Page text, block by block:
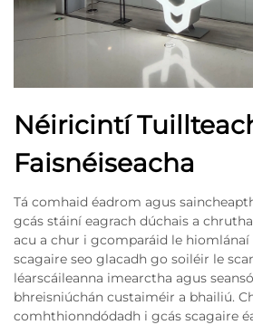
Néiricintí
Faisnéiseacha
Tá comhaid éadrom agus
gcás stáiní eagrach dúchais a
acu a chur i gcomparáid le hiomlánaí
scagaire seo glacadh go soiléir le
léarscáileanna imearctha agus
bhreisniúchán custaiméir a bhailiú.
comhthionndódadh i gcás scagaire